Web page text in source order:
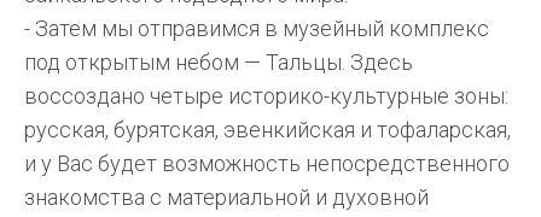
- Затем мы отправимся в музейный комплекс
под открытым небом — Тальцы. Здесь
воссоздано четыре историко-культурные зоны:
русская, бурятская, эвенкийская и тофаларская,
и у Вас будет возможность непосредственного
знакомства с материальной и духовной